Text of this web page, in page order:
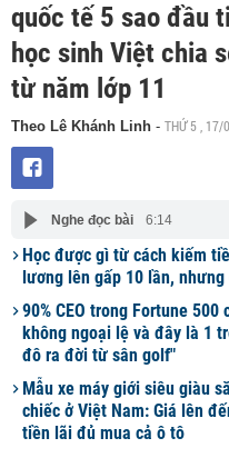
quốc tế 5 sao đầu
học sinh Việt chia
từ năm lớp 11
Theo Lê Khánh Linh - THỨ 5 , 17/
Nghe đọc bài 6:14
Học được gì từ cách kiếm
lương lên gấp 10 lần,
90% CEO trong Fortune
không ngoại lệ và đây là 1
đô ra đời từ sân golf"
Mẫu xe máy giới siêu giàu
chiếc ở Việt Nam: Giá lên
tiền lãi đủ mua cả ô tô